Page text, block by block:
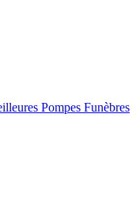
Pompes Funèbres